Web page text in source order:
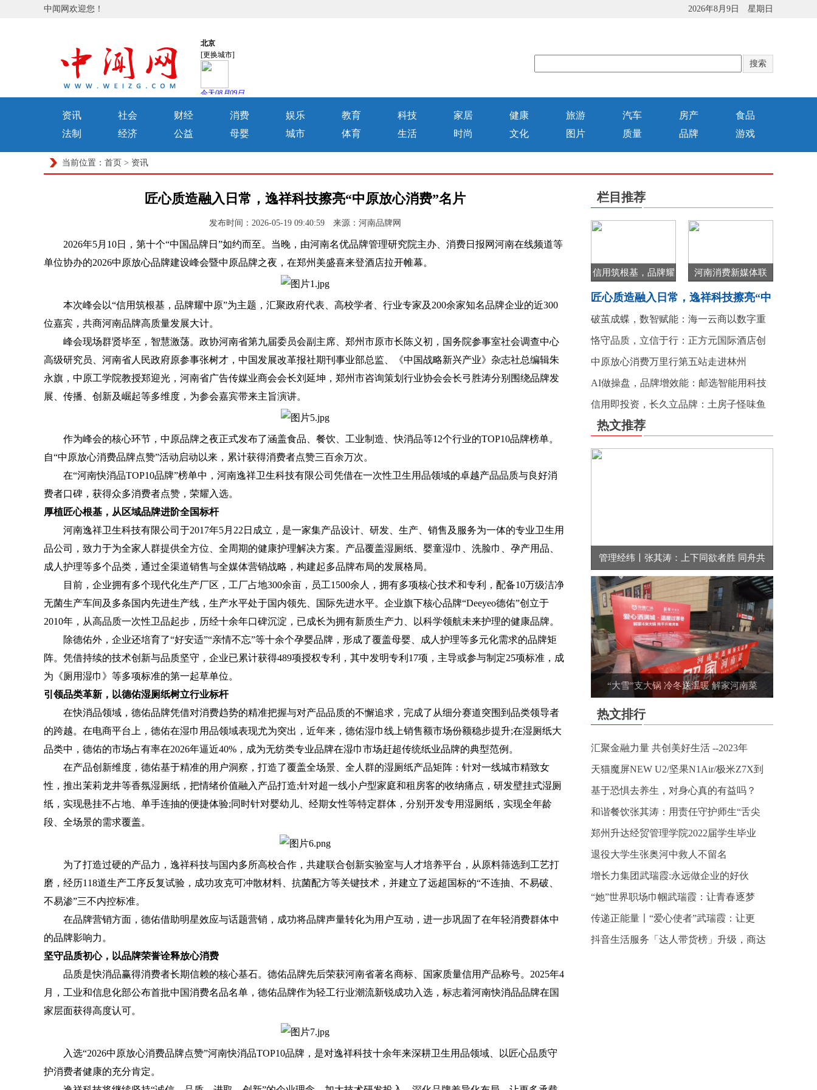
中闻网欢迎您！ 2026年8月9日 星期日
资讯 社会 财经 消费 娱乐 教育 科技 家居 健康 旅游 汽车 房产
食品
法制
经济 公益 母婴 城市 体育 生活 时尚 文化 图片 质量 品牌 游戏
当前位置： 首页 > 资讯
匠心质造融入日常，逸祥科技擦亮“中原放心消费”名片
发布时间：2026-05-19 09:40:59 来源：河南品牌网
2026年5月10日，第十个“中国品牌日”如约而至。当晚，由河南名优品牌管理研究院主办、消费日报网河南在线频道等
单位协办的2026中原放心品牌建设峰会暨中原品牌之夜，在郑州美盛喜来登酒店拉开帷幕。
本次峰会以“信用筑根基，品牌耀中原”为主题，汇聚政府代表、高校学者、行业专家及200余家知名品牌企业的近300
位嘉宾，共商河南品牌高质量发展大计。
峰会现场群贤毕至，智慧激荡。政协河南省第九届委员会副主席、郑州市原市长陈义初，国务院参事室社会调查中心
高级研究员、河南省人民政府原参事张树才，中国发展改革报社期刊事业部总监、《中国战略新兴产业》杂志社总编辑朱
永旗，中原工学院教授郑迎光，河南省广告传媒业商会会长刘延坤，郑州市咨询策划行业协会会长弓胜涛分别围绕品牌发
展、传播、创新及崛起等多维度，为参会嘉宾带来主旨演讲。
作为峰会的核心环节，中原品牌之夜正式发布了涵盖食品、餐饮、工业制造、快消品等12个行业的TOP10品牌榜单。
自“中原放心消费品牌点赞”活动启动以来，累计获得消费者点赞三百余万次。
在“河南快消品TOP10品牌”榜单中，河南逸祥卫生科技有限公司凭借在一次性卫生用品领域的卓越产品品质与良好消
费者口碑，获得众多消费者点赞，荣耀入选。
厚植匠心根基，从区域品牌进阶全国标杆
河南逸祥卫生科技有限公司于2017年5月22日成立，是一家集产品设计、研发、生产、销售及服务为一体的专业卫生用
品公司，致力于为全家人群提供全方位、全周期的健康护理解决方案。产品覆盖湿厕纸、婴童湿巾、洗脸巾、孕产用品、
成人护理等多个品类，通过全渠道销售与全媒体营销战略，构建起多品牌布局的发展格局。
目前，企业拥有多个现代化生产厂区，工厂占地300余亩，员工1500余人，拥有多项核心技术和专利，配备10万级洁净
无菌生产车间及多条国内先进生产线，生产水平处于国内领先、国际先进水平。企业旗下核心品牌“Deeyeo德佑”创立于
2010年，从高品质一次性卫品起步，历经十余年口碑沉淀，已成长为拥有新质生产力、以科学领航未来护理的健康品牌。
除德佑外，企业还培育了“好安适”“亲情不忘”等十余个孕婴品牌，形成了覆盖母婴、成人护理等多元化需求的品牌矩
阵。凭借持续的技术创新与品质坚守，企业已累计获得489项授权专利，其中发明专利17项，主导或参与制定25项标准，成
为《厕用湿巾》等多项标准的第一起草单位。
引领品类革新，以德佑湿厕纸树立行业标杆
在快消品领域，德佑品牌凭借对消费趋势的精准把握与对产品品质的不懈追求，完成了从细分赛道突围到品类领导者
的跨越。在电商平台上，德佑在湿巾用品领域表现尤为突出，近年来，德佑湿巾线上销售额市场份额稳步提升;在湿厕纸大
品类中，德佑的市场占有率在2026年逼近40%，成为无纺类专业品牌在湿巾市场赶超传统纸业品牌的典型范例。
在产品创新维度，德佑基于精准的用户洞察，打造了覆盖全场景、全人群的湿厕纸产品矩阵：针对一线城市精致女
性，推出茉莉龙井等香氛湿厕纸，把情绪价值融入产品打造;针对超一线小户型家庭和租房客的收纳痛点，研发壁挂式湿厕
纸，实现悬挂不占地、单手连抽的便捷体验;同时针对婴幼儿、经期女性等特定群体，分别开发专用湿厕纸，实现全年龄
段、全场景的需求覆盖。
为了打造过硬的产品力，逸祥科技与国内多所高校合作，共建联合创新实验室与人才培养平台，从原料筛选到工艺打
磨，经历118道生产工序反复试验，成功攻克可冲散材料、抗菌配方等关键技术，并建立了远超国标的“不连抽、不易破、
不易渗”三不内控标准。
在品牌营销方面，德佑借助明星效应与话题营销，成功将品牌声量转化为用户互动，进一步巩固了在年轻消费群体中
的品牌影响力。
坚守品质初心，以品牌荣誉诠释放心消费
品质是快消品赢得消费者长期信赖的核心基石。德佑品牌先后荣获河南省著名商标、国家质量信用产品称号。2025年4
月，工业和信息化部公布首批中国消费名品名单，德佑品牌作为轻工行业潮流新锐成功入选，标志着河南快消品品牌在国
家层面获得高度认可。
入选“2026中原放心消费品牌点赞”河南快消品TOP10品牌，是对逸祥科技十余年来深耕卫生用品领域、以匠心品质守
护消费者健康的充分肯定。
栏目推荐
信用筑根基，品牌耀 河南消费新媒体联
匠心质造融入日常，逸祥科技擦亮“中
破茧成蝶，数智赋能：海一云商以数字重
恪守品质，立信于行：正方元国际酒店创
中原放心消费万里行第五站走进林州
AI做操盘，品牌增效能：邮选智能用科技
信用即投资，长久立品牌：土房子怪味鱼
热文推荐
管理经纬〡张其涛：上下同欲者胜 同舟共
“大雪”支大锅 冷冬送温暖 解家河南菜
热文排行
汇聚金融力量 共创美好生活 --2023年
天猫魔屏NEW U2/坚果N1Air/极米Z7X到
基于恐惧去养生，对身心真的有益吗？
和谐餐饮张其涛：用责任守护师生“舌尖
郑州升达经贸管理学院2022届学生毕业
退役大学生张奥河中救人不留名
增长力集团武瑞霞:永远做企业的好伙
“她”世界职场巾帼武瑞霞：让青春逐梦
传递正能量〡“爱心使者”武瑞霞：让更
抖音生活服务「达人带货榜」升级，商达